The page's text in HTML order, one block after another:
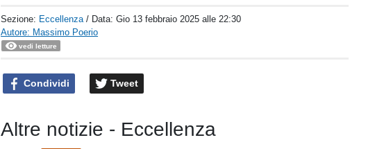
Sezione: Eccellenza / Data:Gio 13 febbraio 2025 alle 22:30
Autore: Massimo Poerio
vedi letture
Condividi Tweet
Altre notizie - Eccellenza